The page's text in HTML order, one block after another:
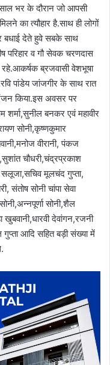
साल भर के दौरान जो आपसी
का त्यौहार है.साथ ही लोगों
बधाई देते हुवे सबके साथ
परिहार व गौ सेवक चरणदास
रहे.आकर्षक ब्रजवासी वेशभूषा
पांडेय जांजगीर के साथ रात
किया.इस अवसर पर
शर्मा,सुनील बनकर एवं महावीर
सोनी,कृष्णकुमार
वीरानी, पंकज
चौधरी,चंद्रप्रकाश
मूलचंद गुप्ता,
संतोष सोनी चांपा सेवा
सोनी,शैल
खुबवानी,धारवी देवांगन,रजनी
गुप्ता आदि सहित बड़ी संख्या में